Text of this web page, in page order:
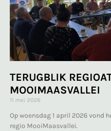
TERUGBLIK
MOOIMAASVALLEI
11 mei 2026
Op woensdag 1 april 2026 vond
regio MooiMaasvallei.